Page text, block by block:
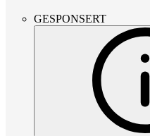
GESPONSERT